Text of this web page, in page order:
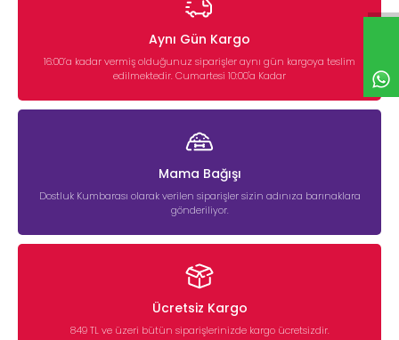
Aynı Gün Kargo
16:00’a kadar vermiş olduğunuz siparişler aynı gün kargoya teslim
edilmektedir. Cumartesi 10:00'a Kadar
Mama Bağışı
Dostluk Kumbarası olarak verilen siparişler sizin adınıza barınaklara
gönderiliyor.
Ücretsiz Kargo
849 TL ve üzeri bütün siparişlerinizde kargo ücretsizdir.